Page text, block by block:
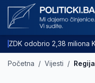
Početna / Vijesti / Regija